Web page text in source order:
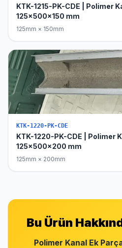
KTK-1215-PK-CDE | Polimer
125x500x150 mm
125mm × 150mm
KTK-1220-PK-CDE
KTK-1220-PK-CDE | Polimer
125x500x200 mm
125mm × 200mm
Bu Ürün
Polimer Kanal Ek